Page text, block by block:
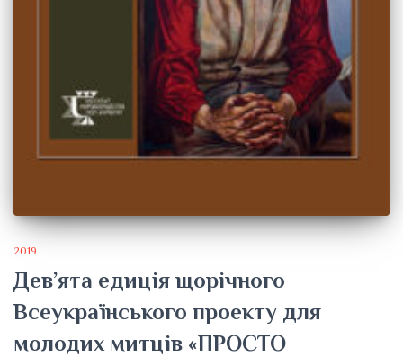
2019
Дев’ята едиція щорічного
Всеукраїнського проекту для
молодих митців «ПРОСТО